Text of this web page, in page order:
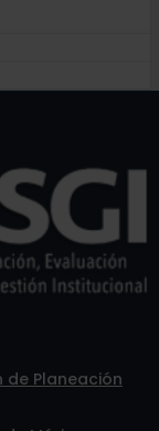
de Planeación